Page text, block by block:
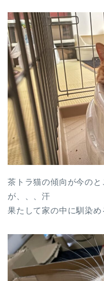
茶トラ猫の傾向が今の
が、、、汗
果たして家の中に馴染め